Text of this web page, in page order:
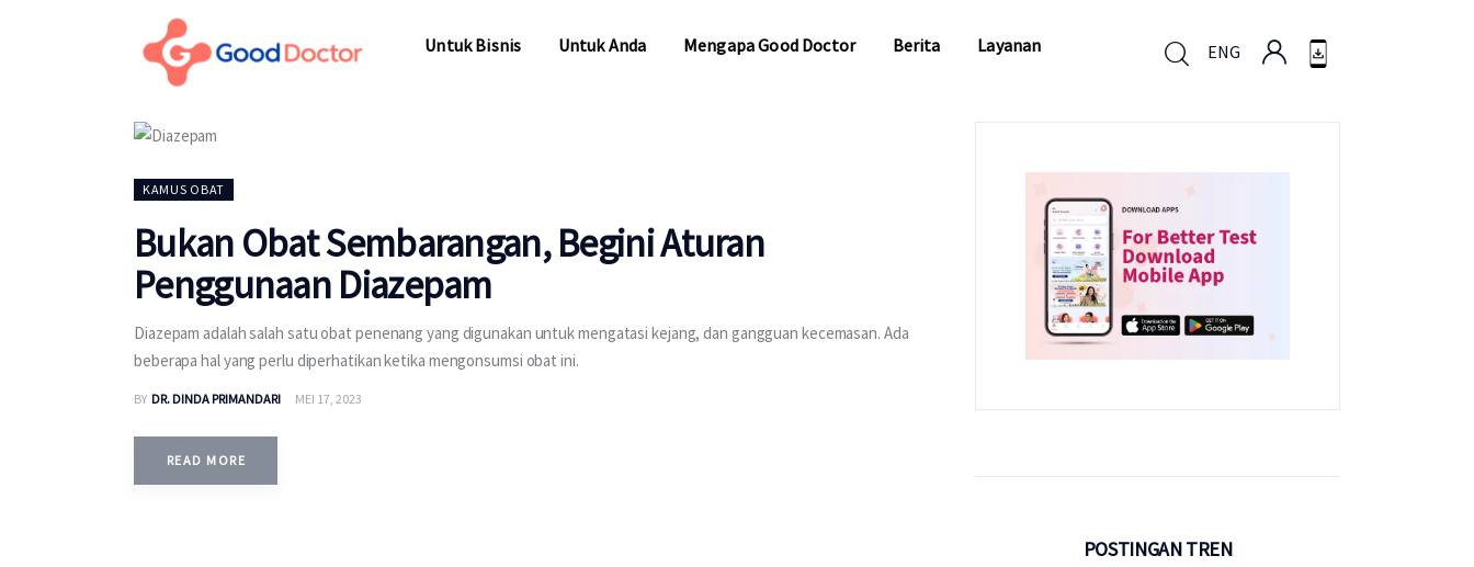
Untuk Bisnis Untuk Anda Mengapa Good Doctor Berita Layanan ENG
Mengapa Good Doctor
KAMUS OBAT
Bukan Obat Sembarangan, Begini Aturan
Penggunaan Diazepam
Diazepam adalah salah satu obat penenang yang digunakan untuk mengatasi kejang, dan gangguan kecemasan. Ada
beberapa hal yang perlu diperhatikan ketika mengonsumsi obat ini.
BY DR. DINDA PRIMANDARI MEI 17, 2023
READ MORE
POSTINGAN TREN